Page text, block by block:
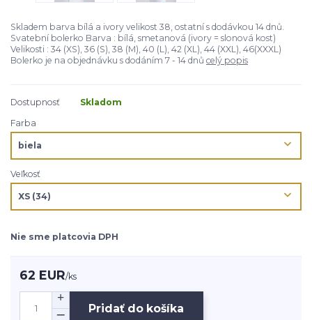
Skladem barva bílá a ivory velikost 38, ostatní s dodávkou 14 dnů.
Svatební bolerko Barva : bílá, smetanová (ivory = slonová kost)
Velikosti : 34 (XS), 36 (S), 38 (M), 40 (L), 42 (XL), 44 (XXL), 46(XXXL)
Bolerko je na objednávku s dodáním 7 - 14 dnů celý popis
Dostupnosť
Skladom
Farba
Veľkosť
Nie sme platcovia DPH
62 EUR/ks
Pridať do košíka